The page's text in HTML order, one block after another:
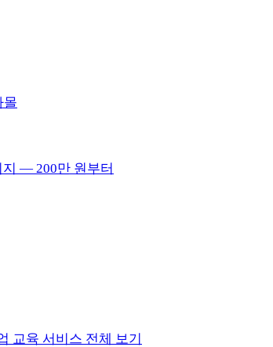
몰
지 — 200만 원부터
교육 서비스 전체 보기